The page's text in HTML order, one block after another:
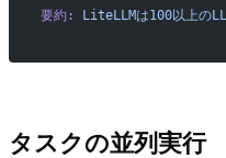
要約:
LiteLLMは100以上の
タスクの並列実行